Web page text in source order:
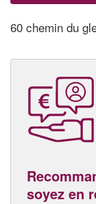
60 chemin du
soyez en